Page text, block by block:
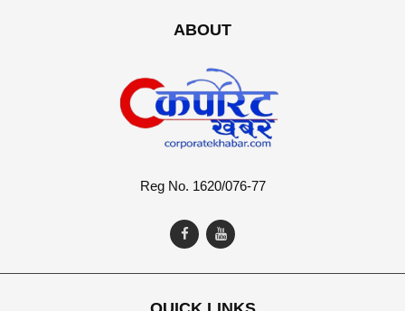
ABOUT
Reg No. 1620/076-77